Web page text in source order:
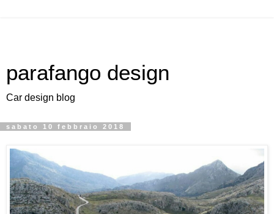
parafango design
Car design blog
sabato 10 febbraio 2018